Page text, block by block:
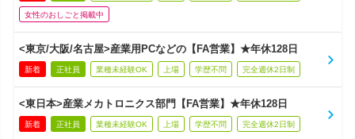
女性のおしごと掲載中
<東京/大阪/名古屋>産業用PCなどの【FA営業】★年休128日
新着 正社員 業種未経験OK 上場 学歴不問 完全週休2日制
<東日本>産業メカトロニクス部門【FA営業】★年休128日
新着 正社員 業種未経験OK 上場 学歴不問 完全週休2日制